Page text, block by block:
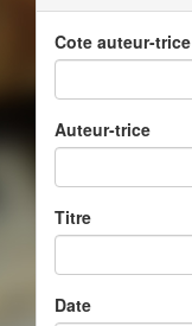
Cote auteur-trice
Auteur-trice
Titre
Date